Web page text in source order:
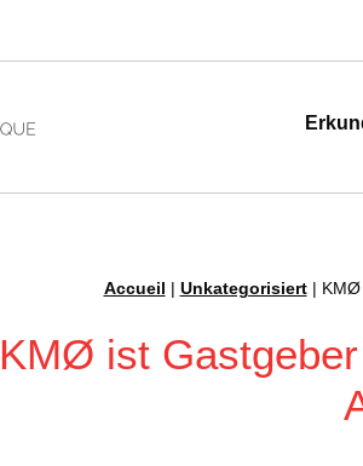
Accueil | Unkategorisiert | KMØ
KMØ ist